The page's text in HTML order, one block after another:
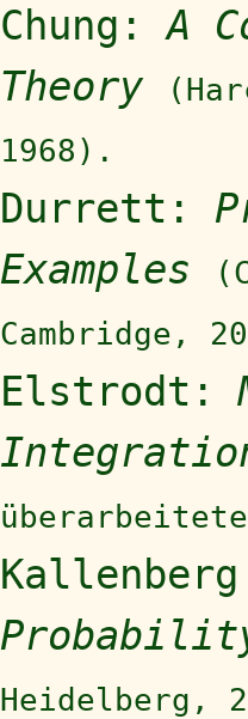
Chung:A
Theory
1968).
Durrett:
Examples
Cambridge,
Elstrodt:
Heidelberg,